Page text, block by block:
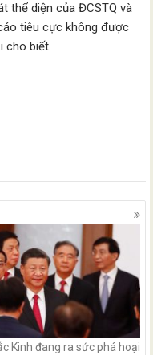
thể diện của ĐCSTQ và
tiêu cực không được
cho biết.
Kinh đang ra sức phá hoại